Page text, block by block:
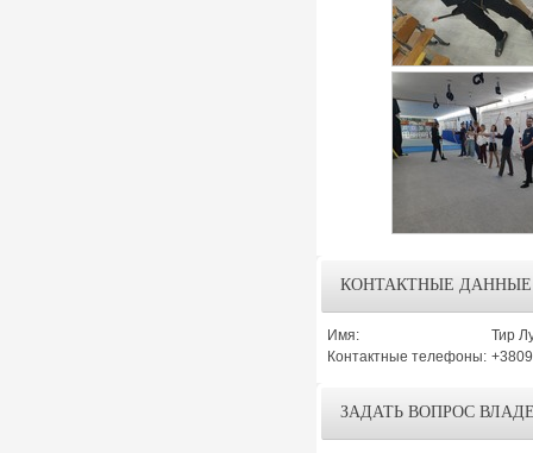
КОНТАКТНЫЕ ДАННЫЕ
Имя:
Тир
Контактные телефоны:
ЗАДАТЬ ВОПРОС